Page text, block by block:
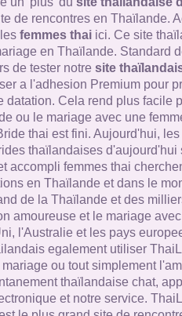
de rencontres en Thaïlande.
femmes thaiici. Ce site
en Thaïlande. Standard
de tester notre site
a l'adhesion Premium pour
datation. Cela rend plus facile
ou le mariage avec une
thai est fini. Aujourd'hui,
thaïlandaises d'aujourd'hui
accompli femmes thai
en Thaïlande et dans le
de la Thaïlande et des
amoureuse et le mariage
l'Australie et les pays
egalement utiliser
ou tout simplement
thaïlandaise chat,
et notre service.